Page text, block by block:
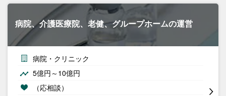
病院、介護医療院、老健、グループホームの運営
病院・クリニック
5億円～10億円
（応相談）